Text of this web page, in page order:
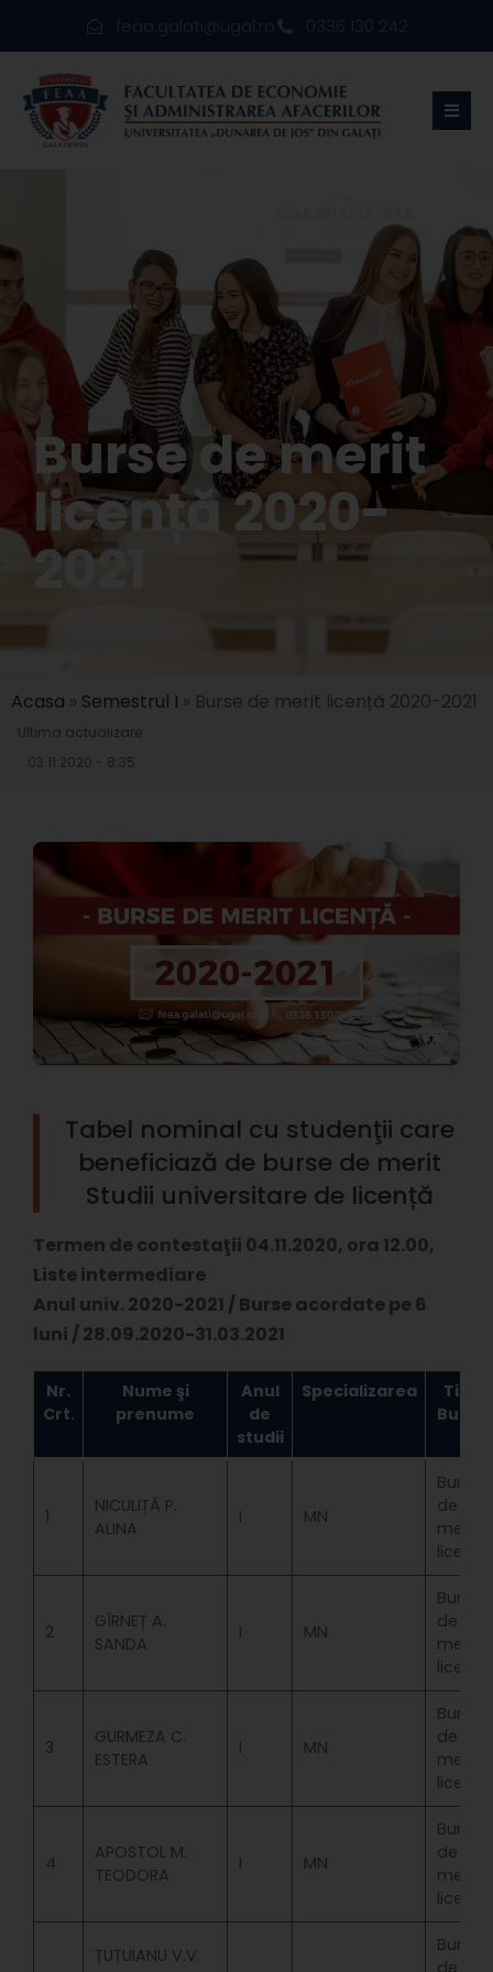
feaa.galati@ugal.ro 0336 130 242
Burse de merit
licență 2020-
2021
Acasa » Semestrul I » Burse de merit licență 2020-2021
Ultima actualizare:
03.11.2020 - 8:35
Tabel nominal cu studenţii care
beneficiază de burse de merit
Studii universitare de licență
Termen de contestaţii 04.11.2020, ora 12.00,
Liste intermediare
Anul univ. 2020-2021 / Burse acordate pe 6
luni / 28.09.2020-31.03.2021
Nr.
Crt.
Nume şi
prenume
Anul
de
studii
Specializarea
Tipul
Bursei
1
NICULIȚĂ P.
ALINA
I MN
Bursa
de
merit
licenta
2
GÎRNEȚ A.
SANDA
I MN
Bursa
de
merit
licenta
3
GURMEZA C.
ESTERA
I MN
Bursa
de
merit
licenta
4
APOSTOL M.
TEODORA
I MN
Bursa
de
merit
licenta
ȚUȚUIANU V.V.
Bursa
de